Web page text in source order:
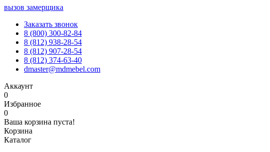
вызов замерщика
Заказать звонок
8 (800) 300-82-84
8 (812) 938-28-54
8 (812) 907-28-54
8 (812) 374-63-40
dmaster@mdmebel.com
Аккаунт
0
Избранное
0
Ваша корзина пуста!
Корзина
Каталог